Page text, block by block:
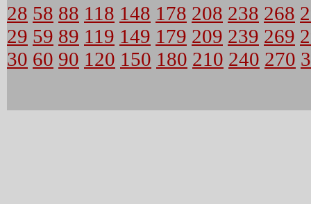
28 58 88 118 148 178 208 238 268
29 59 89 119 149 179 209 239 269
30 60 90 120 150 180 210 240 270